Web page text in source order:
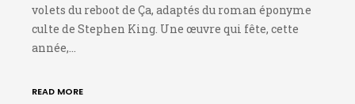
volets du reboot de Ça, adaptés du roman éponyme
culte de Stephen King. Une œuvre qui fête, cette
année,…
READ MORE